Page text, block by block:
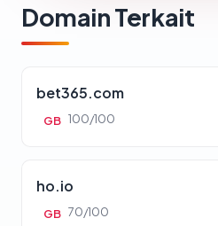
Domain Terkait
bet365.com
GB 100/100
ho.io
GB 70/100